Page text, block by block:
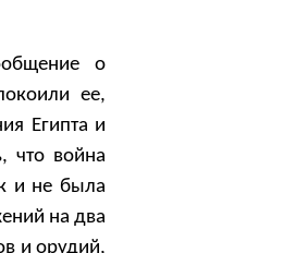
о
ее,
Египта и
что война
и не была
на два
и орудий,